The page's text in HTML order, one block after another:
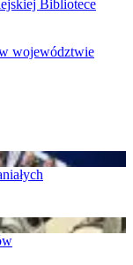
Bibliotece
województwie